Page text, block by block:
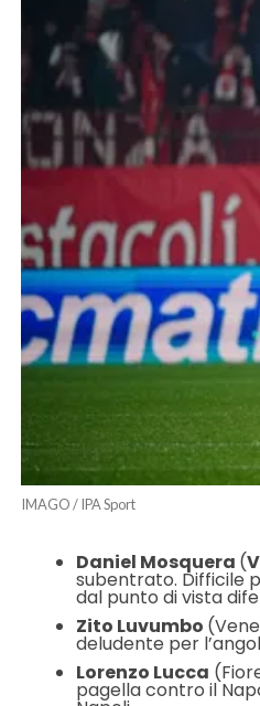
IMAGO / IPA Sport
Daniel Mosquera (
subentrato. Difficile
dal punto di vista
Zito Luvumbo
deludente per
Lorenzo Lucca
pagella contro il